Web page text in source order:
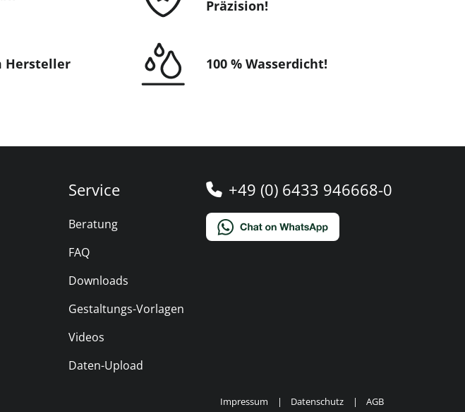
Präzision!
Hersteller 100 % Wasserdicht!
Service
Beratung
FAQ
Downloads
Gestaltungs-Vorlagen
Videos
Daten-Upload
+49 (0) 6433 946668-0
Impressum Datenschutz AGB